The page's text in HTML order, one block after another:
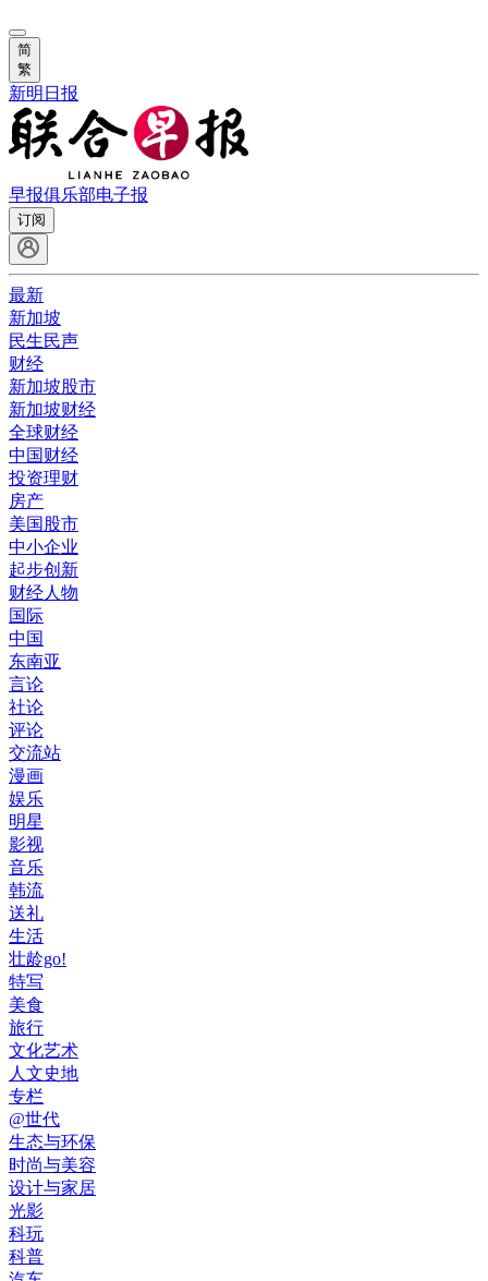
简
繁
新明日报
早报俱乐部电子报
订阅
最新
新加坡
民生民声
财经
新加坡股市
新加坡财经
全球财经
中国财经
投资理财
房产
美国股市
中小企业
起步创新
财经人物
国际
中国
东南亚
言论
社论
评论
交流站
漫画
娱乐
明星
影视
音乐
韩流
送礼
生活
壮龄go!
特写
美食
旅行
文化艺术
人文史地
专栏
@世代
生态与环保
时尚与美容
设计与家居
光影
科玩
科普